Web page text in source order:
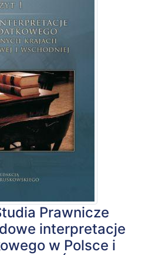
Prawnicze
interpretacje
w Polsce i